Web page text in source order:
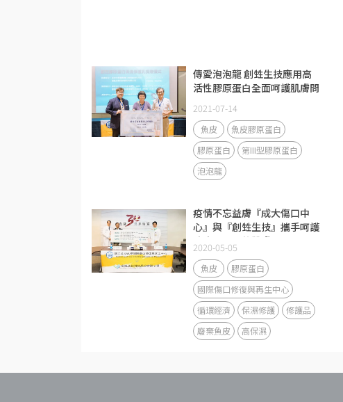
傳愛泡泡龍 創甡生技應用高
活性膠原蛋白全面呵護肌膚問
2021-07-14
魚皮
魚皮膠原蛋白
膠原蛋白
第III型膠原蛋白
泡泡龍
疫情不忘益膚『成大傷口中
心』與『創甡生技』攜手呵護
防疫面具下的肌膚
2020-05-05
魚皮
膠原蛋白
國際傷口修復與再生中心
循環經濟
保濕修護
修護品
廢棄魚皮
高保濕